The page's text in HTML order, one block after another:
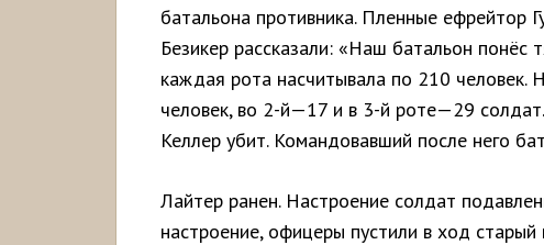
батальона противника. Пленные ефрейтор
Безикер рассказали: «Наш батальон понёс
каждая рота насчитывала по 210 человек.
человек, во 2-й—17 и в 3-й роте—29
Келлер убит. Командовавший после него
Лайтер ранен. Настроение солдат
настроение, офицеры пустили в ход